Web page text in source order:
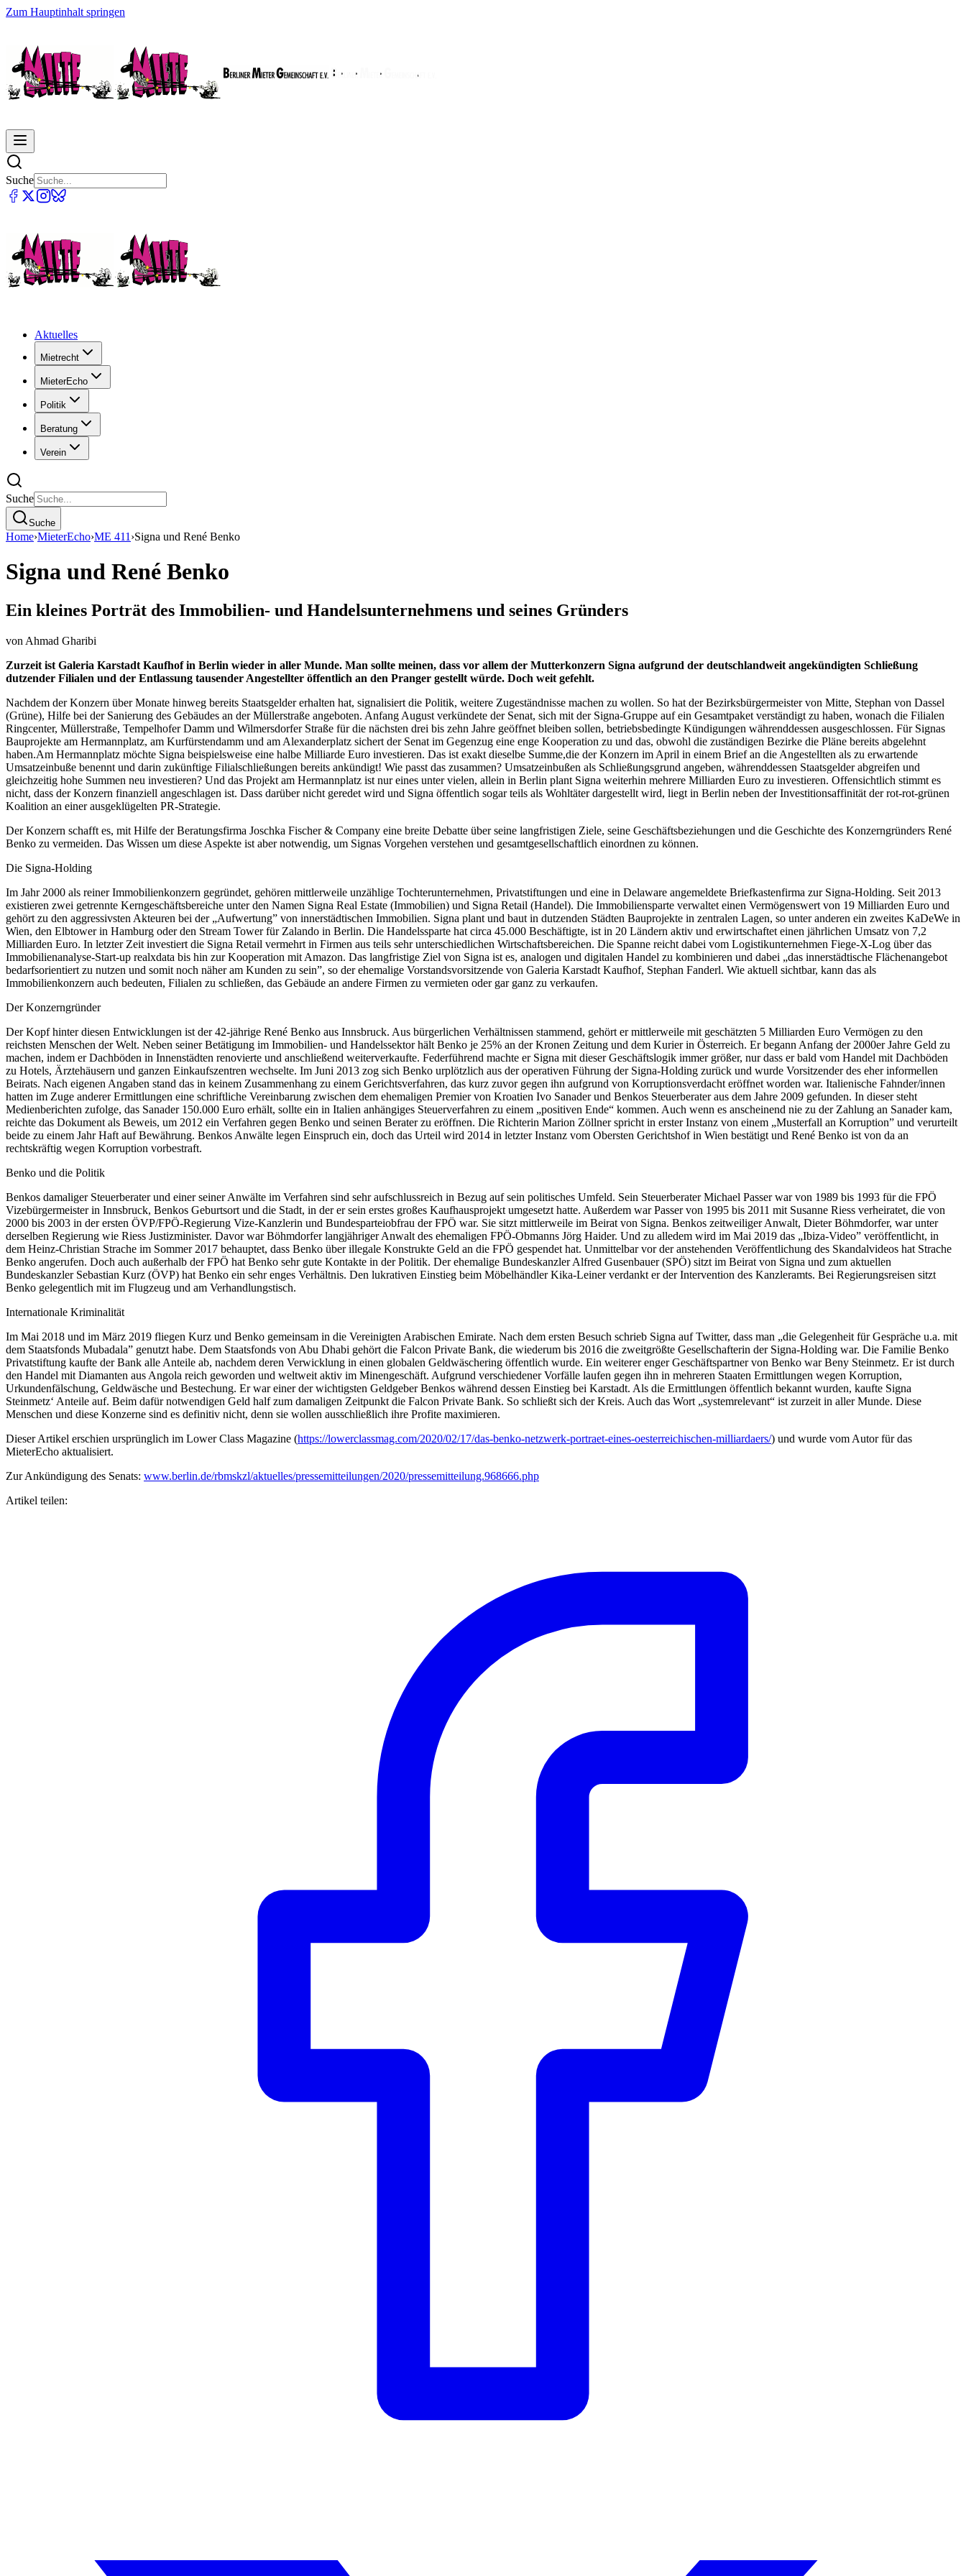
Zum Hauptinhalt springen
Suche
Aktuelles
Mietrecht
MieterEcho
Politik
Beratung
Verein
Suche
Suche
Home›MieterEcho›ME 411 ›Signa und René Benko
Signa und René Benko
Ein kleines Porträt des Immobilien- und Handelsunternehmens und seines Gründers
von Ahmad Gharibi
Zurzeit ist Galeria Karstadt Kaufhof in Berlin wieder in aller Munde. Man sollte meinen, dass vor allem der Mutterkonzern Signa aufgrund der deutschlandweit angekündigten Schließung
dutzender Filialen und der Entlassung tausender Angestellter öffentlich an den Pranger gestellt würde. Doch weit gefehlt.
Nachdem der Konzern über Monate hinweg bereits Staatsgelder erhalten hat, signalisiert die Politik, weitere Zugeständnisse machen zu wollen. So hat der Bezirksbürgermeister von Mitte, Stephan von Dassel
(Grüne), Hilfe bei der Sanierung des Gebäudes an der Müllerstraße angeboten. Anfang August verkündete der Senat, sich mit der Signa-Gruppe auf ein Gesamtpaket verständigt zu haben, wonach die Filialen
Ringcenter, Müllerstraße, Tempelhofer Damm und Wilmersdorfer Straße für die nächsten drei bis zehn Jahre geöffnet bleiben sollen, betriebsbedingte Kündigungen währenddessen ausgeschlossen. Für Signas
Bauprojekte am Hermannplatz, am Kurfürstendamm und am Alexanderplatz sichert der Senat im Gegenzug eine enge Kooperation zu und das, obwohl die zuständigen Bezirke die Pläne bereits abgelehnt
haben.Am Hermannplatz möchte Signa beispielsweise eine halbe Milliarde Euro investieren. Das ist exakt dieselbe Summe,die der Konzern im April in einem Brief an die Angestellten als zu erwartende
Umsatzeinbuße benennt und darin zukünftige Filialschließungen bereits ankündigt! Wie passt das zusammen? Umsatzeinbußen als Schließungsgrund angeben, währenddessen Staatsgelder abgreifen und
gleichzeitig hohe Summen neu investieren? Und das Projekt am Hermannplatz ist nur eines unter vielen, allein in Berlin plant Signa weiterhin mehrere Milliarden Euro zu investieren. Offensichtlich stimmt es
nicht, dass der Konzern finanziell angeschlagen ist. Dass darüber nicht geredet wird und Signa öffentlich sogar teils als Wohltäter dargestellt wird, liegt in Berlin neben der Investitionsaffinität der rot-rot-grünen
Koalition an einer ausgeklügelten PR-Strategie.
Der Konzern schafft es, mit Hilfe der Beratungsfirma Joschka Fischer & Company eine breite Debatte über seine langfristigen Ziele, seine Geschäftsbeziehungen und die Geschichte des Konzerngründers René
Benko zu vermeiden. Das Wissen um diese Aspekte ist aber notwendig, um Signas Vorgehen verstehen und gesamtgesellschaftlich einordnen zu können.
Die Signa-Holding
Im Jahr 2000 als reiner Immobilienkonzern gegründet, gehören mittlerweile unzählige Tochterunternehmen, Privatstiftungen und eine in Delaware angemeldete Briefkastenfirma zur Signa-Holding. Seit 2013
existieren zwei getrennte Kerngeschäftsbereiche unter den Namen Signa Real Estate (Immobilien) und Signa Retail (Handel). Die Immobiliensparte verwaltet einen Vermögenswert von 19 Milliarden Euro und
gehört zu den aggressivsten Akteuren bei der „Aufwertung” von innerstädtischen Immobilien. Signa plant und baut in dutzenden Städten Bauprojekte in zentralen Lagen, so unter anderen ein zweites KaDeWe in
Wien, den Elbtower in Hamburg oder den Stream Tower für Zalando in Berlin. Die Handelssparte hat circa 45.000 Beschäftigte, ist in 20 Ländern aktiv und erwirtschaftet einen jährlichen Umsatz von 7,2
Milliarden Euro. In letzter Zeit investiert die Signa Retail vermehrt in Firmen aus teils sehr unterschiedlichen Wirtschaftsbereichen. Die Spanne reicht dabei vom Logistikunternehmen Fiege-X-Log über das
Immobilienanalyse-Start-up realxdata bis hin zur Kooperation mit Amazon. Das langfristige Ziel von Signa ist es, analogen und digitalen Handel zu kombinieren und dabei „das innerstädtische Flächenangebot
bedarfsorientiert zu nutzen und somit noch näher am Kunden zu sein”, so der ehemalige Vorstandsvorsitzende von Galeria Karstadt Kaufhof, Stephan Fanderl. Wie aktuell sichtbar, kann das als
Immobilienkonzern auch bedeuten, Filialen zu schließen, das Gebäude an andere Firmen zu vermieten oder gar ganz zu verkaufen.
Der Konzerngründer
Der Kopf hinter diesen Entwicklungen ist der 42-jährige René Benko aus Innsbruck. Aus bürgerlichen Verhältnissen stammend, gehört er mittlerweile mit geschätzten 5 Milliarden Euro Vermögen zu den
reichsten Menschen der Welt. Neben seiner Betätigung im Immobilien- und Handelssektor hält Benko je 25% an der Kronen Zeitung und dem Kurier in Österreich. Er begann Anfang der 2000er Jahre Geld zu
machen, indem er Dachböden in Innenstädten renovierte und anschließend weiterverkaufte. Federführend machte er Signa mit dieser Geschäftslogik immer größer, nur dass er bald vom Handel mit Dachböden
zu Hotels, Ärztehäusern und ganzen Einkaufszentren wechselte. Im Juni 2013 zog sich Benko urplötzlich aus der operativen Führung der Signa-Holding zurück und wurde Vorsitzender des eher informellen
Beirats. Nach eigenen Angaben stand das in keinem Zusammenhang zu einem Gerichtsverfahren, das kurz zuvor gegen ihn aufgrund von Korruptionsverdacht eröffnet worden war. Italienische Fahnder/innen
hatten im Zuge anderer Ermittlungen eine schriftliche Vereinbarung zwischen dem ehemaligen Premier von Kroatien Ivo Sanader und Benkos Steuerberater aus dem Jahre 2009 gefunden. In dieser steht
Medienberichten zufolge, das Sanader 150.000 Euro erhält, sollte ein in Italien anhängiges Steuerverfahren zu einem „positiven Ende“ kommen. Auch wenn es anscheinend nie zu der Zahlung an Sanader kam,
reichte das Dokument als Beweis, um 2012 ein Verfahren gegen Benko und seinen Berater zu eröffnen. Die Richterin Marion Zöllner spricht in erster Instanz von einem „Musterfall an Korruption” und verurteilt
beide zu einem Jahr Haft auf Bewährung. Benkos Anwälte legen Einspruch ein, doch das Urteil wird 2014 in letzter Instanz vom Obersten Gerichtshof in Wien bestätigt und René Benko ist von da an
rechtskräftig wegen Korruption vorbestraft.
Benko und die Politik
Benkos damaliger Steuerberater und einer seiner Anwälte im Verfahren sind sehr aufschlussreich in Bezug auf sein politisches Umfeld. Sein Steuerberater Michael Passer war von 1989 bis 1993 für die FPÖ
Vizebürgermeister in Innsbruck, Benkos Geburtsort und die Stadt, in der er sein erstes großes Kaufhausprojekt umgesetzt hatte. Außerdem war Passer von 1995 bis 2011 mit Susanne Riess verheiratet, die von
2000 bis 2003 in der ersten ÖVP/FPÖ-Regierung Vize-Kanzlerin und Bundesparteiobfrau der FPÖ war. Sie sitzt mittlerweile im Beirat von Signa. Benkos zeitweiliger Anwalt, Dieter Böhmdorfer, war unter
derselben Regierung wie Riess Justizminister. Davor war Böhmdorfer langjähriger Anwalt des ehemaligen FPÖ-Obmanns Jörg Haider. Und zu alledem wird im Mai 2019 das „Ibiza-Video” veröffentlicht, in
dem Heinz-Christian Strache im Sommer 2017 behauptet, dass Benko über illegale Konstrukte Geld an die FPÖ gespendet hat. Unmittelbar vor der anstehenden Veröffentlichung des Skandalvideos hat Strache
Benko angerufen. Doch auch außerhalb der FPÖ hat Benko sehr gute Kontakte in der Politik. Der ehemalige Bundeskanzler Alfred Gusenbauer (SPÖ) sitzt im Beirat von Signa und zum aktuellen
Bundeskanzler Sebastian Kurz (ÖVP) hat Benko ein sehr enges Verhältnis. Den lukrativen Einstieg beim Möbelhändler Kika-Leiner verdankt er der Intervention des Kanzleramts. Bei Regierungsreisen sitzt
Benko gelegentlich mit im Flugzeug und am Verhandlungstisch.
Internationale Kriminalität
Im Mai 2018 und im März 2019 fliegen Kurz und Benko gemeinsam in die Vereinigten Arabischen Emirate. Nach dem ersten Besuch schrieb Signa auf Twitter, dass man „die Gelegenheit für Gespräche u.a. mit
dem Staatsfonds Mubadala” genutzt habe. Dem Staatsfonds von Abu Dhabi gehört die Falcon Private Bank, die wiederum bis 2016 die zweitgrößte Gesellschafterin der Signa-Holding war. Die Familie Benko
Privatstiftung kaufte der Bank alle Anteile ab, nachdem deren Verwicklung in einen globalen Geldwäschering öffentlich wurde. Ein weiterer enger Geschäftspartner von Benko war Beny Steinmetz. Er ist durch
den Handel mit Diamanten aus Angola reich geworden und weltweit aktiv im Minengeschäft. Aufgrund verschiedener Vorfälle laufen gegen ihn in mehreren Staaten Ermittlungen wegen Korruption,
Urkundenfälschung, Geldwäsche und Bestechung. Er war einer der wichtigsten Geldgeber Benkos während dessen Einstieg bei Karstadt. Als die Ermittlungen öffentlich bekannt wurden, kaufte Signa
Steinmetz‘ Anteile auf. Beim dafür notwendigen Geld half zum damaligen Zeitpunkt die Falcon Private Bank. So schließt sich der Kreis. Auch das Wort „systemrelevant“ ist zurzeit in aller Munde. Diese
Menschen und diese Konzerne sind es definitiv nicht, denn sie wollen ausschließlich ihre Profite maximieren.
Dieser Artikel erschien ursprünglich im Lower Class Magazine (https://lowerclassmag.com/2020/02/17/das-benko-netzwerk-portraet-eines-oesterreichischen-milliardaers/) und wurde vom Autor für das
MieterEcho aktualisiert.
Zur Ankündigung des Senats: www.berlin.de/rbmskzl/aktuelles/pressemitteilungen/2020/pressemitteilung.968666.php
Artikel teilen: